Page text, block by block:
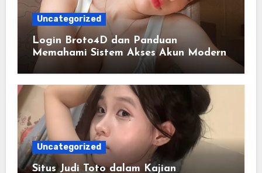
Uncategorized
Login Broto4D dan Panduan
Memahami Sistem Akses Akun Modern
Uncategorized
Situs Judi Toto dalam Kajian